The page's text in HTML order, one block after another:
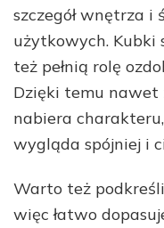
szczegół wnętrza
użytkowych. Kubki
też pełnią rolę
Dzięki temu nawet
nabiera
wygląda spójniej i
Warto też
więc łatwo